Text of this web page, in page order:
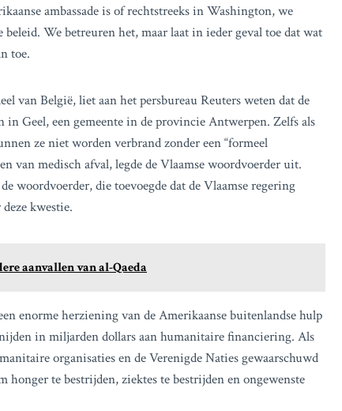
ambassade is of rechtstreeks in Washington, we
We betreuren het, maar laat in ieder geval toe dat wat
toe.
van België, liet aan het persbureau Reuters weten dat de
Geel, een gemeente in de provincie Antwerpen. Zelfs als
ze niet worden verbrand zonder een “formeel
van medisch afval, legde de Vlaamse woordvoerder uit.
woordvoerder, die toevoegde dat de Vlaamse regering
kwestie.
aanvallen van al-Qaeda
enorme herziening van de Amerikaanse buitenlandse hulp
in miljarden dollars aan humanitaire financiering. Als
organisaties en de Verenigde Naties gewaarschuwd
te bestrijden, ziektes te bestrijden en ongewenste